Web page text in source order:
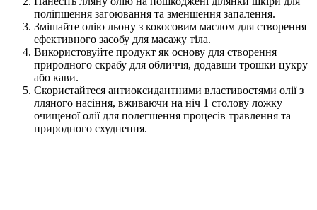
поліпшення загоювання та зменшення запалення.
Змішайте олію льону з кокосовим маслом для створення
ефективного засобу для масажу тіла.
Використовуйте продукт як основу для створення
природного скрабу для обличчя, додавши трошки цукру
або кави.
Скористайтеся антиоксидантними властивостями олії з
лляного насіння, вживаючи на ніч 1 столову ложку
очищеної олії для полегшення процесів травлення та
природного схуднення.